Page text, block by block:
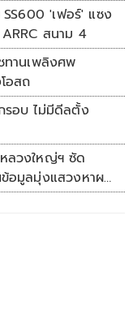
'เฟอร์' แซง
สนาม 4
ทานเพลิงศพ
อสถ
รอบ ไม่มีดีลตั้ง
ลวงใหญ่ฯ ซัด
อมูลมุ่งแสวงหาผล